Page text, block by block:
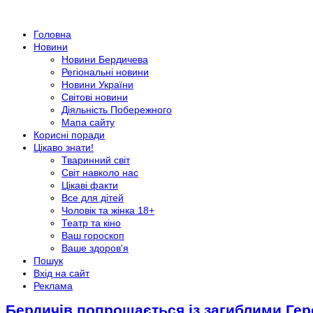
Головна
Новини
Новини Бердичева
Регіональні новини
Новини України
Світові новини
Діяльність Побережного
Мапа сайту
Корисні поради
Цікаво знати!
Тваринний світ
Світ навколо нас
Цікаві факти
Все для дітей
Чоловік та жінка 18+
Театр та кіно
Ваш гороскоп
Ваше здоров'я
Пошук
Вхід на сайт
Реклама